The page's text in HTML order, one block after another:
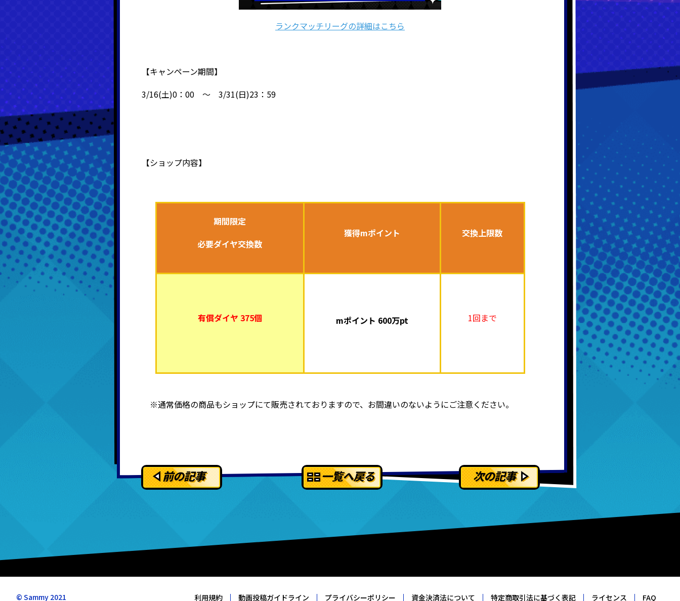
ランクマッチリーグの詳細はこちら
【キャンペーン期間】
3/16(土)0：00 ～ 3/31(日)23：59
【ショップ内容】
期間限定
必要ダイヤ交換数
獲得mポイント 交換上限数
有償ダイヤ 375個 mポイント 600万pt 1回まで
※通常価格の商品もショップにて販売されておりますので、お間違いのないようにご注意ください。
前の記事 一覧へ戻る 次の記事
© Sammy 2021 利用規約 動画投稿ガイドライン プライバシーポリシー 資金決済法について 特定商取引法に基づく表記 ライセンス FAQ